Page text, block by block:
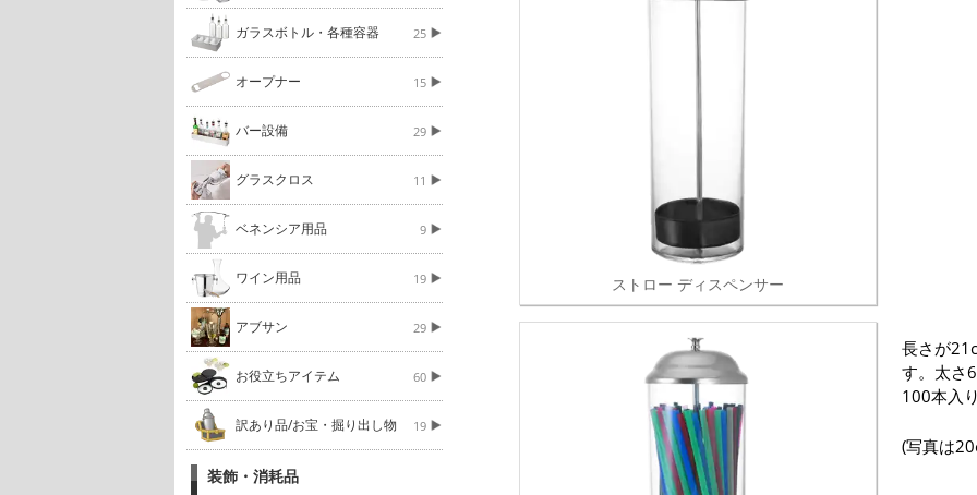
ガラスボトル・各種容器 25
オープナー 15
バー設備 29
グラスクロス 11
ベネンシア用品 9
ワイン用品 19
アブサン 29
お役立ちアイテム 60
訳あり品/お宝・掘り出し物 19
装飾・消耗品
ストロー ディスペンサー
長さが
す。太さ
100本入
(写真は